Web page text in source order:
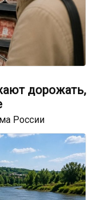
дорожать,
России